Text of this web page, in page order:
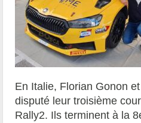
En Italie, Florian Gonon
disputé leur troisième
Rally2. Ils terminent à la